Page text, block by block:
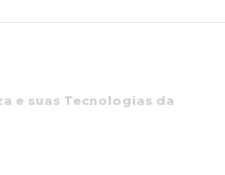
e suas Tecnologias da